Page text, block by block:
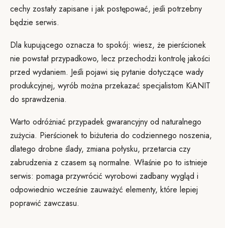
cechy zostały zapisane i jak postępować, jeśli potrzebny
będzie serwis.
Dla kupującego oznacza to spokój: wiesz, że pierścionek
nie powstał przypadkowo, lecz przechodzi kontrolę jakości
przed wydaniem. Jeśli pojawi się pytanie dotyczące wady
produkcyjnej, wyrób można przekazać specjalistom KiANIT
do sprawdzenia.
Warto odróżniać przypadek gwarancyjny od naturalnego
zużycia. Pierścionek to biżuteria do codziennego noszenia,
dlatego drobne ślady, zmiana połysku, przetarcia czy
zabrudzenia z czasem są normalne. Właśnie po to istnieje
serwis: pomaga przywrócić wyrobowi zadbany wygląd i
odpowiednio wcześnie zauważyć elementy, które lepiej
poprawić zawczasu.